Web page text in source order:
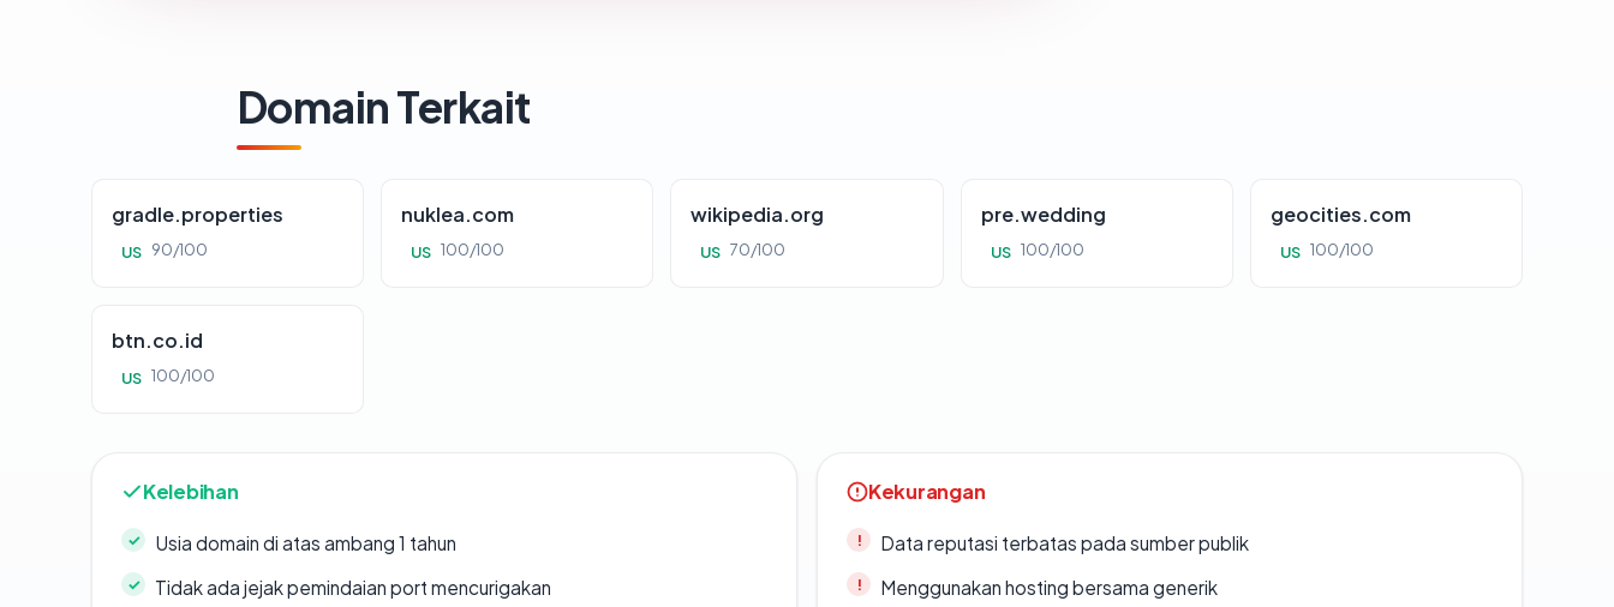
Domain Terkait
gradle.properties
US 90/100
nuklea.com
US 100/100
wikipedia.org
US 70/100
pre.wedding
US 100/100
geocities.com
US 100/100
btn.co.id
US 100/100
Kelebihan
Usia domain di atas ambang 1 tahun
Tidak ada jejak pemindaian port mencurigakan
Kekurangan
Data reputasi terbatas pada sumber publik
Menggunakan hosting bersama generik